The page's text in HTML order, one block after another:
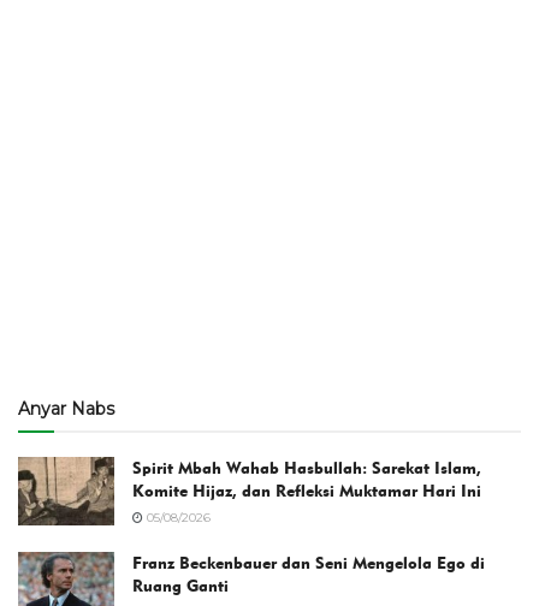
Anyar Nabs
Spirit Mbah Wahab Hasbullah: Sarekat Islam,
Komite Hijaz, dan Refleksi Muktamar Hari Ini
05/08/2026
Franz Beckenbauer dan Seni Mengelola Ego di
Ruang Ganti